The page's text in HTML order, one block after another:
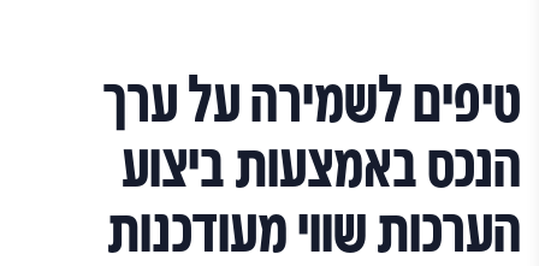
טיפים לשמירה על ערך
הנכס באמצעות ביצוע
הערכות שווי מעודכנות